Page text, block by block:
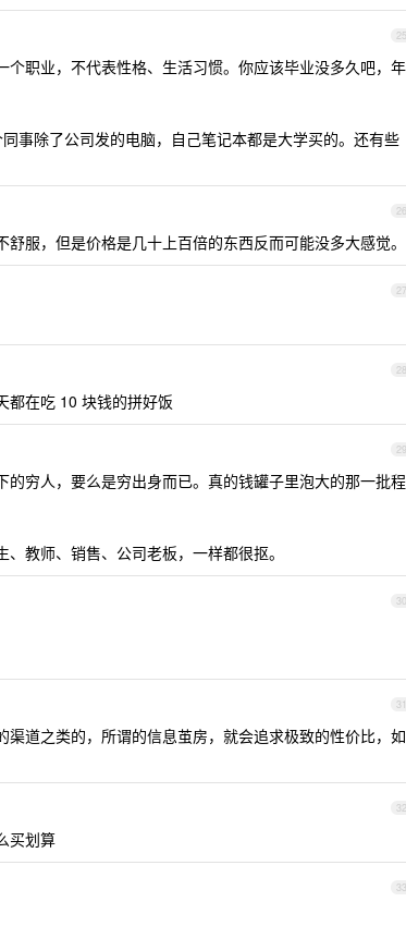
25
职业，不代表性格、生活习惯。你应该毕业没多久吧，年
事除了公司发的电脑，自己笔记本都是大学买的。还有些
26
服，但是价格是几十上百倍的东西反而可能没多大感觉。
27
28
都在吃 10 块钱的拼好饭
29
穷人，要么是穷出身而已。真的钱罐子里泡大的那一批程
教师、销售、公司老板，一样都很抠。
30
31
道之类的，所谓的信息茧房，就会追求极致的性价比，如
32
买划算
33